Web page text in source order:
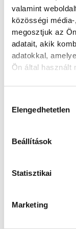
valamint
közösségi
megosztjuk az
adatait, akik
adatokkal,
Ön által használt
Elengedhetetlen
Beállítások
Statisztikai
Marketing
próbálnak
érleli,
reggel újra
hőmérséklet
alatt!
tányért
tetejére is